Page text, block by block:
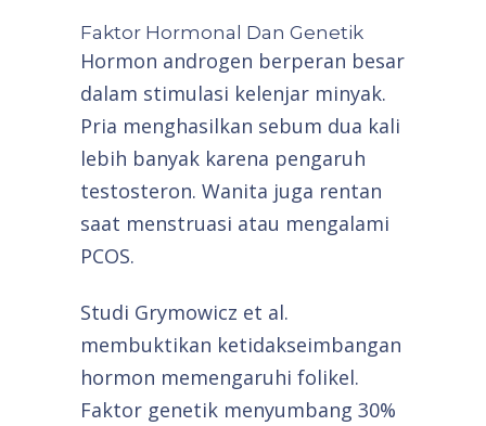
Faktor Hormonal Dan Genetik
Hormon androgen berperan besar
dalam stimulasi kelenjar minyak.
Pria menghasilkan sebum dua kali
lebih banyak karena pengaruh
testosteron. Wanita juga rentan
saat menstruasi atau mengalami
PCOS.
Studi Grymowicz et al.
membuktikan ketidakseimbangan
hormon memengaruhi folikel.
Faktor genetik menyumbang 30%